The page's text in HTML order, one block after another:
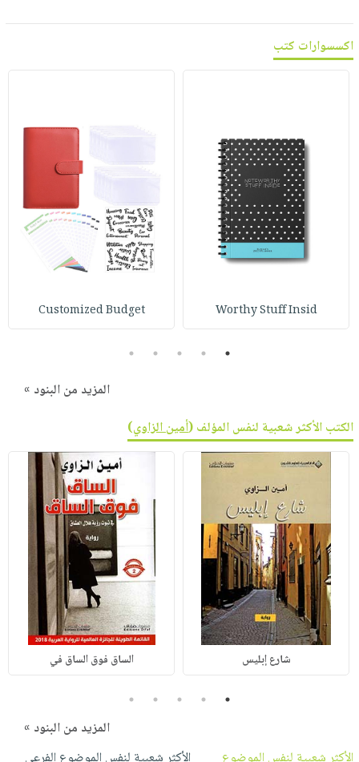
اكسسوارات كتب
Worthy Stuff Insid
Customized Budget
1
2
3
4
5
المزيد من البنود »
الكتب الأكثر شعبية لنفس المؤلف (أمين الزاوي)
شارع إبليس الساق فوق الساق في
1
2
3
4
5
المزيد من البنود »